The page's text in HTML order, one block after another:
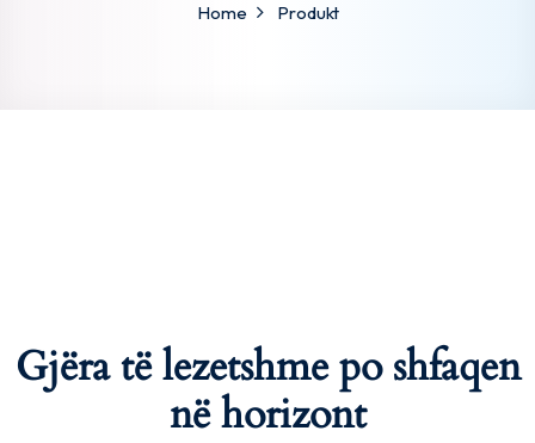
Home Produkt
Gjëra të lezetshme po shfaqen
në horizont